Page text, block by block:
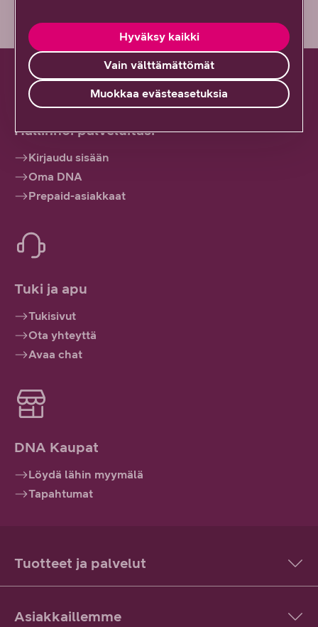
Hallinnoi palveluitasi
Kirjaudu sisään
Oma DNA
Prepaid-asiakkaat
Tuki ja apu
Tukisivut
Ota yhteyttä
Avaa chat
DNA Kaupat
Löydä lähin myymälä
Tapahtumat
Tuotteet ja palvelut
Asiakkaillemme
Vain välttämättömät
Hyväksy kaikki
Muokkaa evästeasetuksia